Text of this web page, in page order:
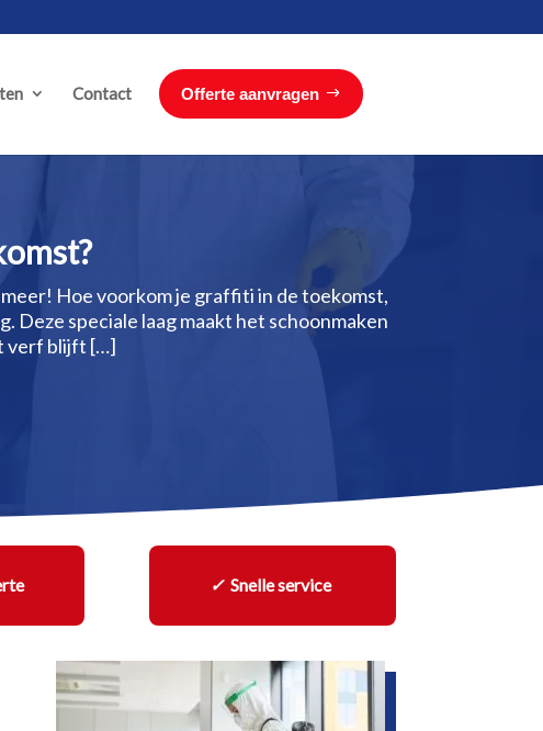
Contact Offerte aanvragen
Hoe voorkom je graffiti in de toekomst,
Deze speciale laag maakt het schoonmaken
verf blijft […]
✓Snelle service